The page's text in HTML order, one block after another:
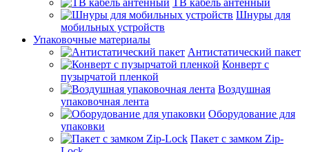
ТВ кабель антенный
Шнуры для
мобильных устройств
Упаковочные материалы
Антистатический пакет
Конверт с
пузырчатой пленкой
Воздушная
упаковочная лента
Оборудование для
упаковки
Пакет с замком Zip-